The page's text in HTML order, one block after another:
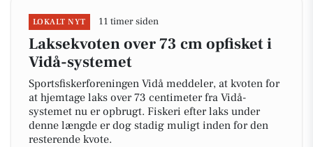
LOKALT NYT 11 timer siden
Laksekvoten over 73 cm opfisket i
Vidå-systemet
Sportsfiskerforeningen Vidå meddeler, at kvoten for
at hjemtage laks over 73 centimeter fra Vidå-
systemet nu er opbrugt. Fiskeri efter laks under
denne længde er dog stadig muligt inden for den
resterende kvote.